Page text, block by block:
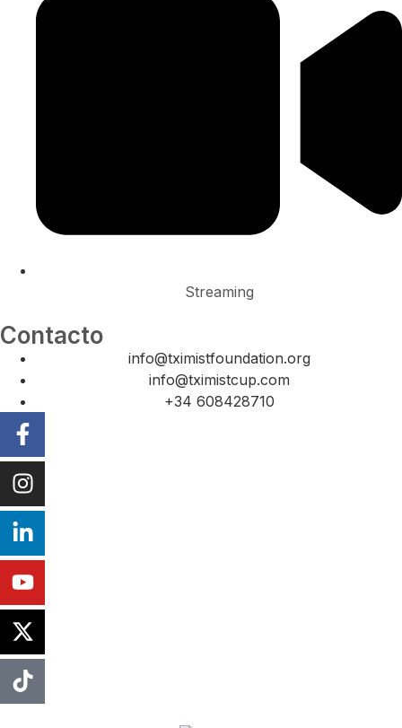
Streaming
Contacto
info@tximistfoundation.org
info@tximistcup.com
+34 608428710